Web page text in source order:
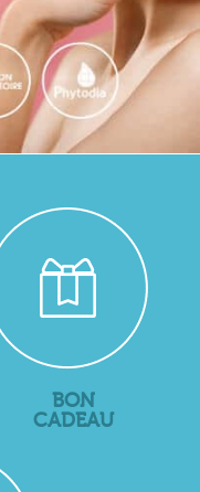
BON
CADEAU